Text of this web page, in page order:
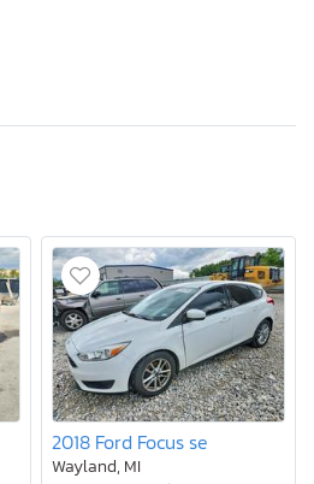
2018 Ford Focus se
Wayland, MI